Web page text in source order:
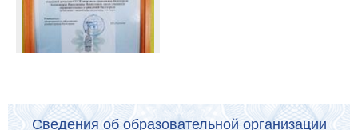
Сведения об образовательной организации